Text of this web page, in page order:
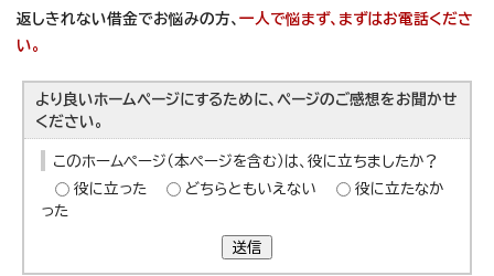
返しきれない借金でお悩みの方、 一人で悩まず、まずはお電話くださ
い。
より良いホームページにするために、ページのご感想をお聞かせ
ください。
このホームページ（本ページを含む）は、役に立ちましたか？
役に立った
どちらともいえない
役に立たなか
った
送信